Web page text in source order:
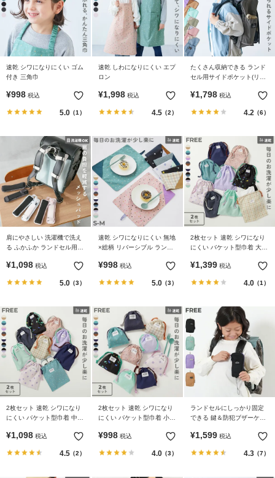
速乾 シワになりにくい ゴム
付き 三角巾
¥998 税込
5.0（1）
速乾 しわになりにくい エプ
ロン
¥1,998 税込
4.5（2）
たくさん収納できる ランド
セル用サイドポケット(リフ
¥1,798 税込
4.2 （6）
肩にやさしい 洗濯機で洗え
る ふかふか ランドセル用
¥1,098 税込
5.0（3）
速乾 シワになりにくい 無地
×総柄 リバーシブル ランチ
¥998 税込
5.0（3）
2枚セット 速乾 シワになり
にくい バケット型巾着 大サ
¥1,399 税込
4.0（1）
2枚セット 速乾 シワになり
にくい バケット型巾着 中サ
¥1,098 税込
4.5（2）
2枚セット 速乾 シワになり
にくい バケット型巾着 小サ
¥998 税込
4.0（3）
ランドセルにしっかり固定
できる 鍵＆防犯ブザーケー
¥1,599 税込
4.3（7）